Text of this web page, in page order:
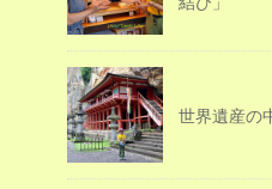
世界遺産の